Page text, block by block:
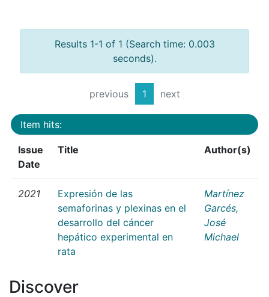
Results 1-1 of 1 (Search time: 0.003
seconds).
previous 1 next
Item hits:
Issue
Date
Title Author(s)
2021
Expresión de las
semaforinas y plexinas en el
desarrollo del cáncer
hepático experimental en
rata
Martínez
Garcés,
José
Michael
Discover